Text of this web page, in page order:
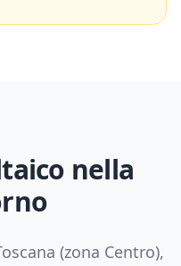
nella
(zona Centro),